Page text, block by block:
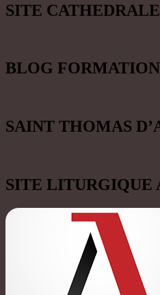
SITE
BLOG
SAINT THOMAS
SITE LITURGIQUE